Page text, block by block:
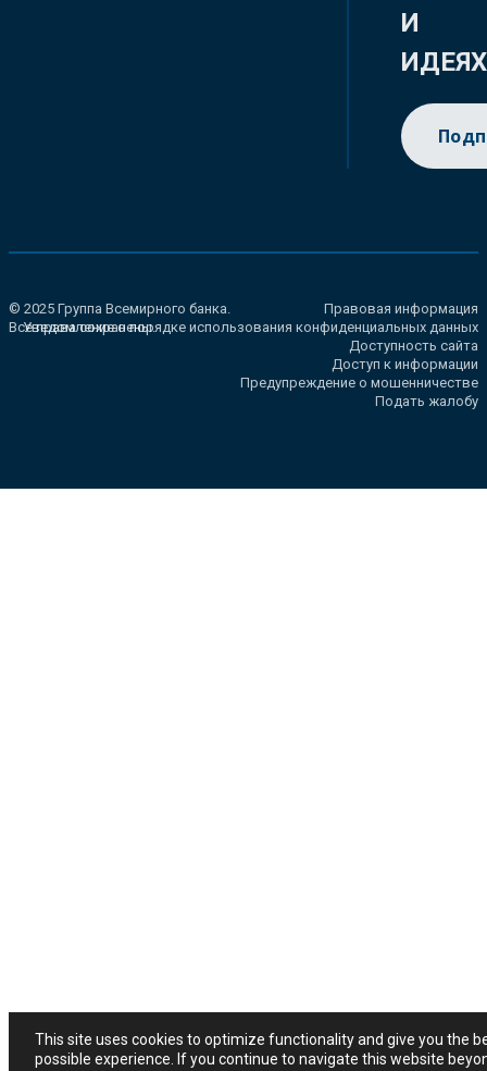
И
ИДЕЯХ
© 2025 Группа Всемирного банка.
Все права сохранены.
Правовая информация
Уведомление о порядке использования конфиденциальных данных
Доступность сайта
Доступ к информации
Предупреждение о мошенничестве
Подать жалобу
This site uses cookies to optimize functionality and give you the
possible experience. If you continue to navigate this website